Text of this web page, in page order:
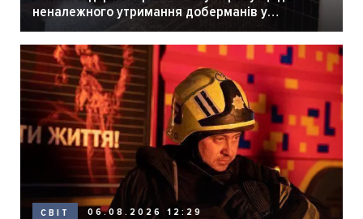
неналежного утримання доберманів у
розпліднику
СВІТ 06.08.2026 12:29